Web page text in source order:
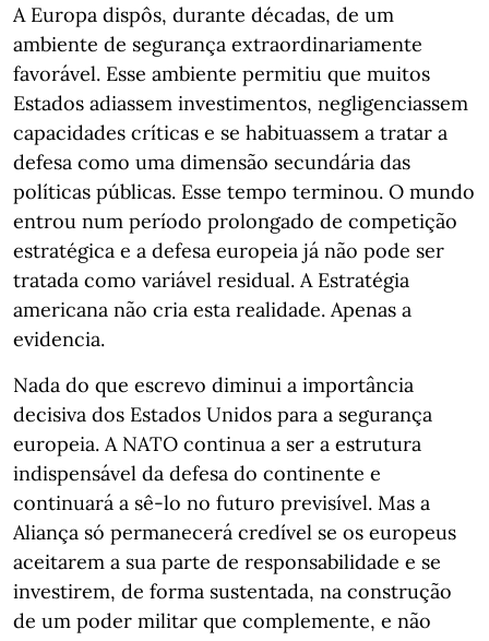
A Europa dispôs, durante décadas, de um
ambiente de segurança extraordinariamente
favorável. Esse ambiente permitiu que muitos
Estados adiassem investimentos, negligenciassem
capacidades críticas e se habituassem a tratar a
defesa como uma dimensão secundária das
políticas públicas. Esse tempo terminou. O mundo
entrou num período prolongado de competição
estratégica e a defesa europeia já não pode ser
tratada como variável residual. A Estratégia
americana não cria esta realidade. Apenas a
evidencia.
Nada do que escrevo diminui a importância
decisiva dos Estados Unidos para a segurança
europeia. A NATO continua a ser a estrutura
indispensável da defesa do continente e
continuará a sê-lo no futuro previsível. Mas a
Aliança só permanecerá credível se os europeus
aceitarem a sua parte de responsabilidade e se
investirem, de forma sustentada, na construção
de um poder militar que complemente, e não